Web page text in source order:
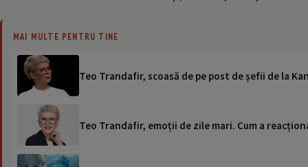
MAI MULTE PENTRU TINE
Teo Trandafir, scoasă de pe post de șefii de la
Teo Trandafir, emoții de zile mari. Cum a